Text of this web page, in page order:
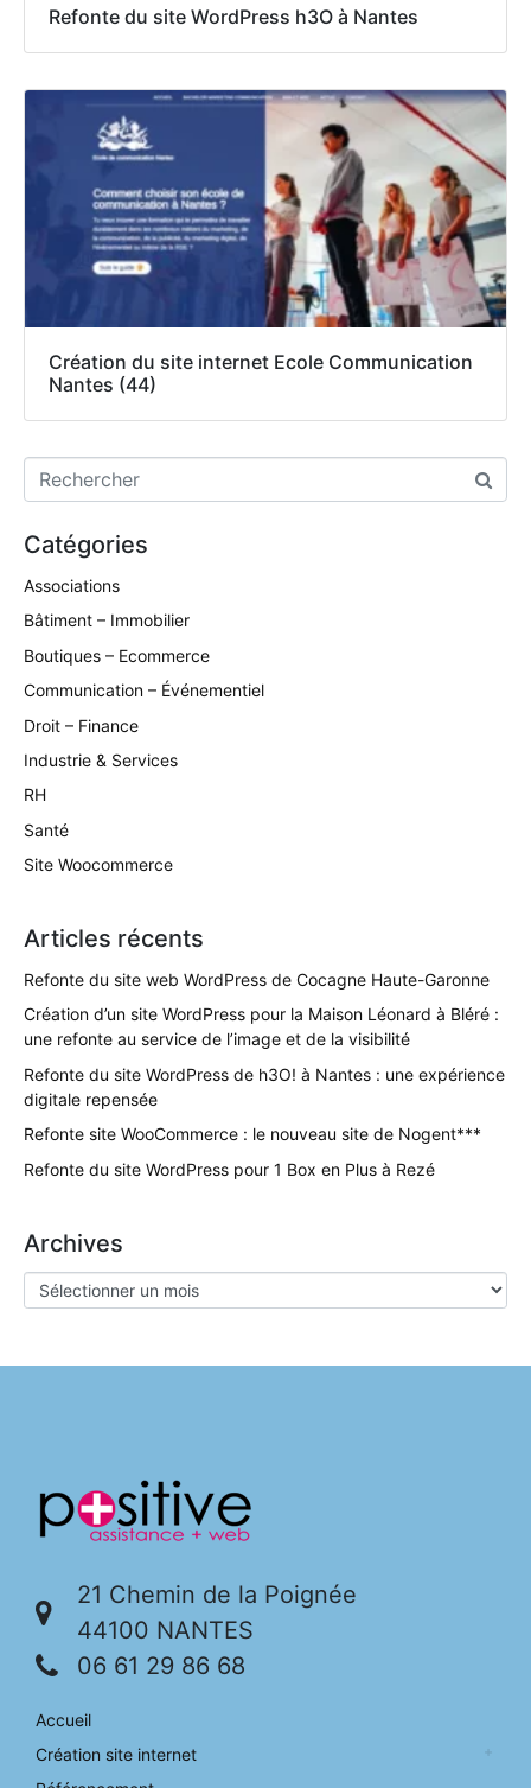
Refonte du site WordPress h3O à Nantes
Création du site internet Ecole Communication
Nantes (44)
Catégories
Associations
Bâtiment – Immobilier
Boutiques – Ecommerce
Communication – Événementiel
Droit – Finance
Industrie & Services
RH
Santé
Site Woocommerce
Articles récents
Refonte du site web WordPress de Cocagne Haute-Garonne
Création d’un site WordPress pour la Maison Léonard à Bléré :
une refonte au service de l’image et de la visibilité
Refonte du site WordPress de h3O! à Nantes : une expérience
digitale repensée
Refonte site WooCommerce : le nouveau site de Nogent***
Refonte du site WordPress pour 1 Box en Plus à Rezé
Archives
21 Chemin de la Poignée
44100 NANTES
06 61 29 86 68
Accueil
Création site internet